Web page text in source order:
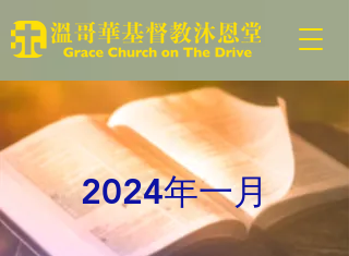
2024年一月